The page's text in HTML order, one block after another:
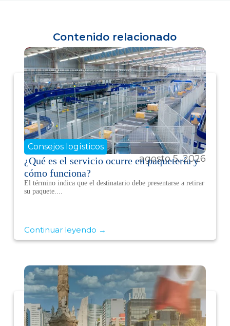
Contenido relacionado
agosto 5, 2026
Consejos logísticos
¿Qué es el servicio ocurre en paquetería y
cómo funciona?
El término indica que el destinatario debe presentarse a retirar
su paquete....
Continuar leyendo →